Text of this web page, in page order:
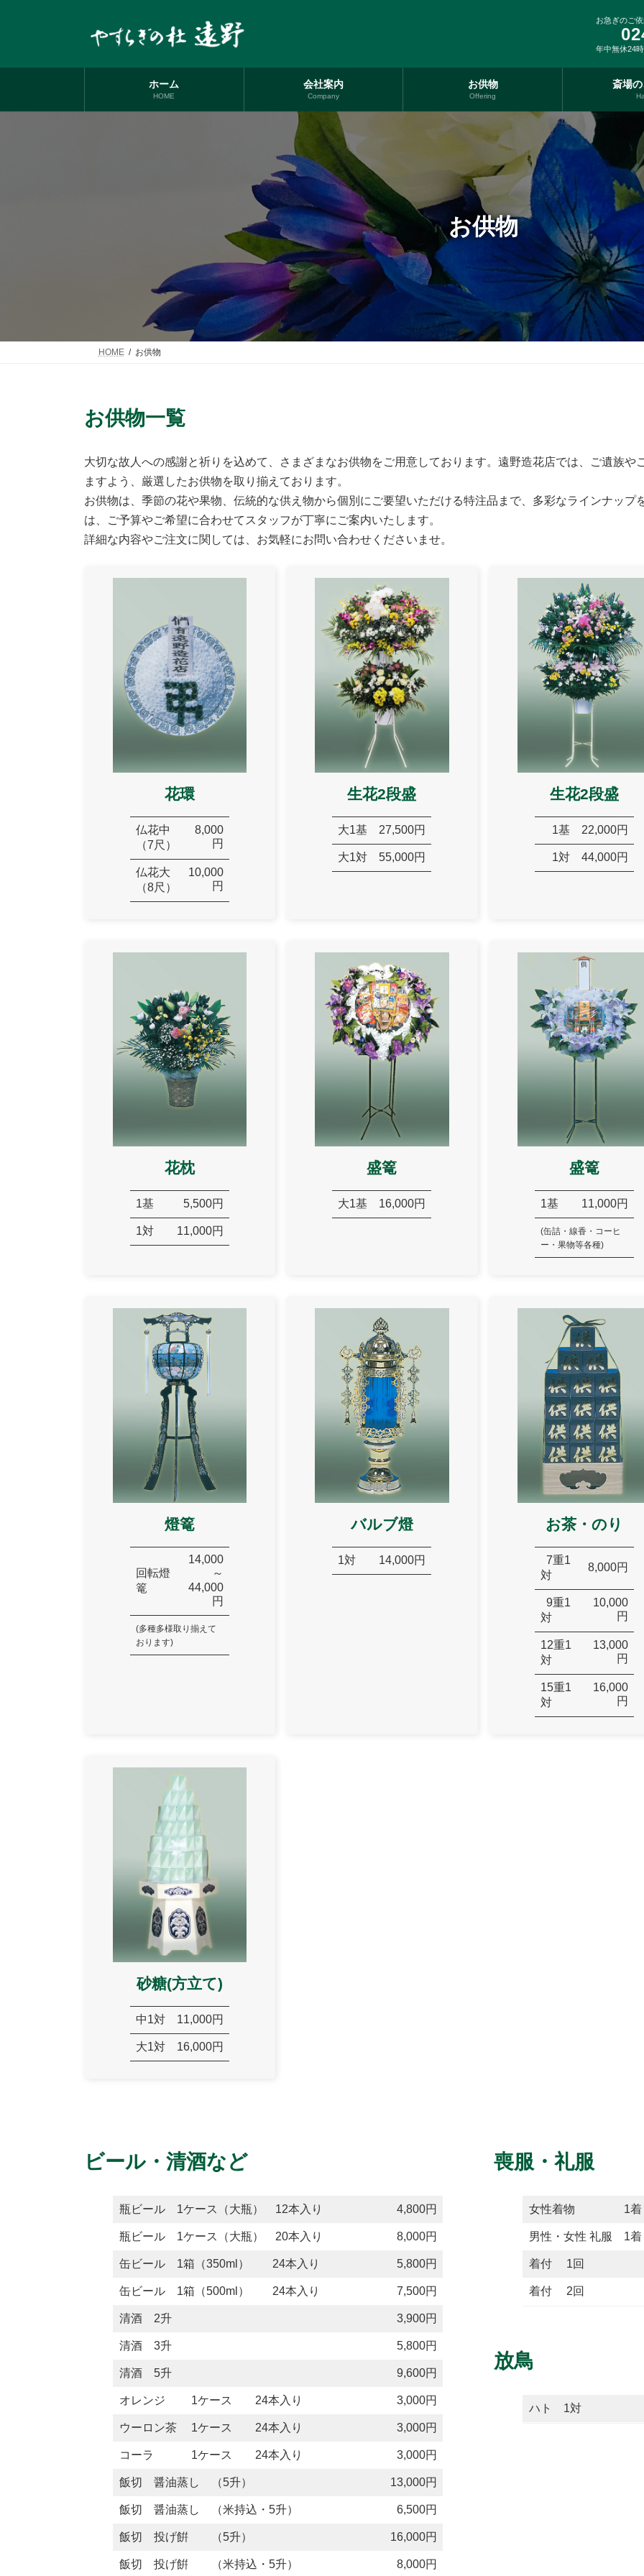
ツ
キ
シ
に
お急ぎのご
年中無休24
ホーム
HOME
会社案内
Company
お供物
Offering
斎場
お供物
HOME お供物
お供物一覧
大切な故人への感謝と祈りを込めて、さまざまなお供物をご用意しております。遠野造花店では、ご遺族
ますよう、厳選したお供物を取り揃えております。
お供物は、季節の花や果物、伝統的な供え物から個別にご要望いただける特注品まで、多彩なラインナップ
は、ご予算やご希望に合わせてスタッフが丁寧にご案内いたします。
詳細な内容やご注文に関しては、お気軽にお問い合わせくださいませ。
花環
仏花中
（7尺）
8,000
円
仏花大
（8尺）
10,000
円
生花2段盛
大1基 27,500円
大1対 55,000円
生花2段盛
1基 22,000円
1対 44,000円
花枕
1基 5,500円
1対 11,000円
盛篭
大1基 16,000円
盛篭
1基 11,000円
(缶詰・線香・コーヒ
ー・果物等各種)
燈篭
回転燈
篭
14,000
～
44,000
円
(多種多様取り揃えて
おります)
バルブ燈
1対 14,000円
お茶・のり
7重1
対
8,000円
9重1
対
10,000
円
12重1
対
13,000
円
15重1
対
16,000
円
砂糖(方立て)
中1対 11,000円
大1対 16,000円
ビール・清酒など
瓶ビール 1ケース（大瓶） 12本入り 4,800円
瓶ビール 1ケース（大瓶） 20本入り 8,000円
缶ビール 1箱（350ml） 24本入り 5,800円
缶ビール 1箱（500ml） 24本入り 7,500円
清酒 2升 3,900円
清酒 3升 5,800円
清酒 5升 9,600円
オレンジ 1ケース 24本入り 3,000円
ウーロン茶 1ケース 24本入り 3,000円
コーラ 1ケース 24本入り 3,000円
飯切 醤油蒸し （5升） 13,000円
飯切 醤油蒸し （米持込・5升） 6,500円
飯切 投げ餠 （5升） 16,000円
飯切 投げ餠 （米持込・5升） 8,000円
喪服・礼服
女性着物 1着
男性・女性 礼服 1着
着付 1回
着付 2回
放鳥
ハト 1対